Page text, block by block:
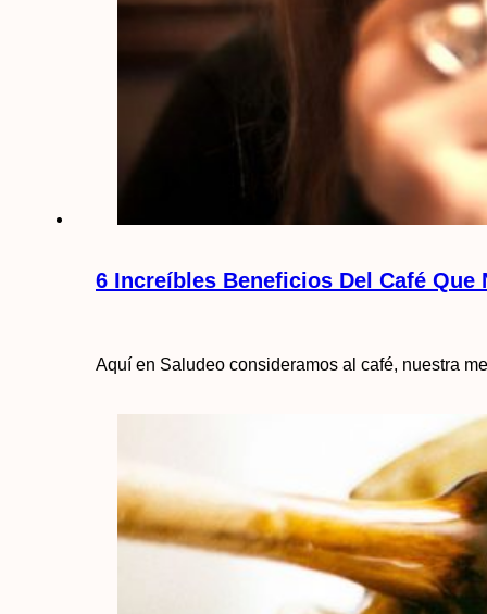
6 Increíbles Beneficios Del Café Que
Aquí en Saludeo consideramos al café, nuestra